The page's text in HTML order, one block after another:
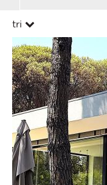
tri